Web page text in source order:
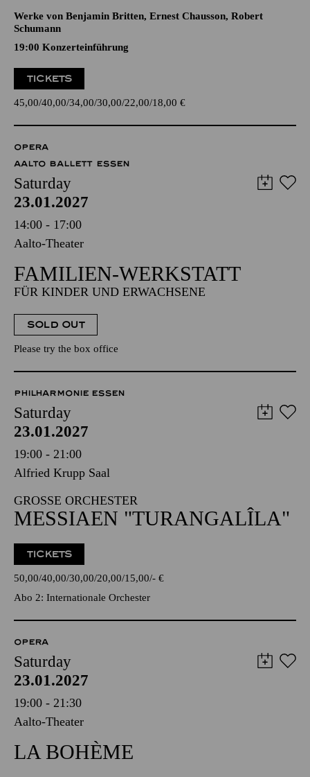
Werke von Benjamin Britten, Ernest Chausson, Robert
Schumann
19:00 Konzerteinführung
TICKETS
45,00 40,00 34,00 30,00 22,00 18,00 €
OPERA
AALTO BALLETT ESSEN
Saturday
23.01.2027
14:00 - 17:00
Aalto-Theater
FAMILIEN-WERKSTATT
FÜR KINDER UND ERWACHSENE
SOLD OUT
Please try the box office
PHILHARMONIE ESSEN
Saturday
23.01.2027
19:00 - 21:00
Alfried Krupp Saal
GROSSE ORCHESTER
MESSIAEN "TURANGALÎLA"
TICKETS
50,00 40,00 30,00 20,00 15,00 - €
Abo 2: Internationale Orchester
OPERA
Saturday
23.01.2027
19:00 - 21:30
Aalto-Theater
LA BOHÈME